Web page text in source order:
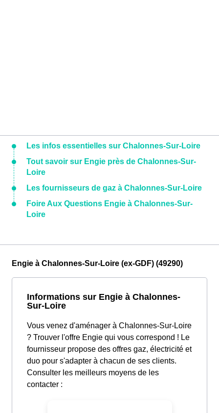
Les infos essentielles sur Chalonnes-Sur-Loire
Tout savoir sur Engie près de Chalonnes-Sur-
Loire
Les fournisseurs de gaz à Chalonnes-Sur-Loire
Foire Aux Questions Engie à Chalonnes-Sur-
Loire
Engie à Chalonnes-Sur-Loire (ex-GDF) (49290)
Informations sur Engie à Chalonnes-
Sur-Loire
Vous venez d'aménager à Chalonnes-Sur-Loire
? Trouver l'offre Engie qui vous correspond ! Le
fournisseur propose des offres gaz, électricité et
duo pour s'adapter à chacun de ses clients.
Consulter les meilleurs moyens de les
contacter :